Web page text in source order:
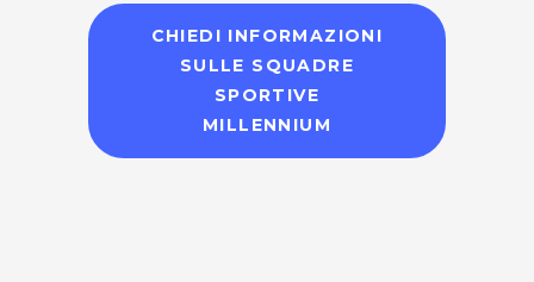
CHIEDI INFORMAZIONI
SULLE SQUADRE
SPORTIVE
MILLENNIUM